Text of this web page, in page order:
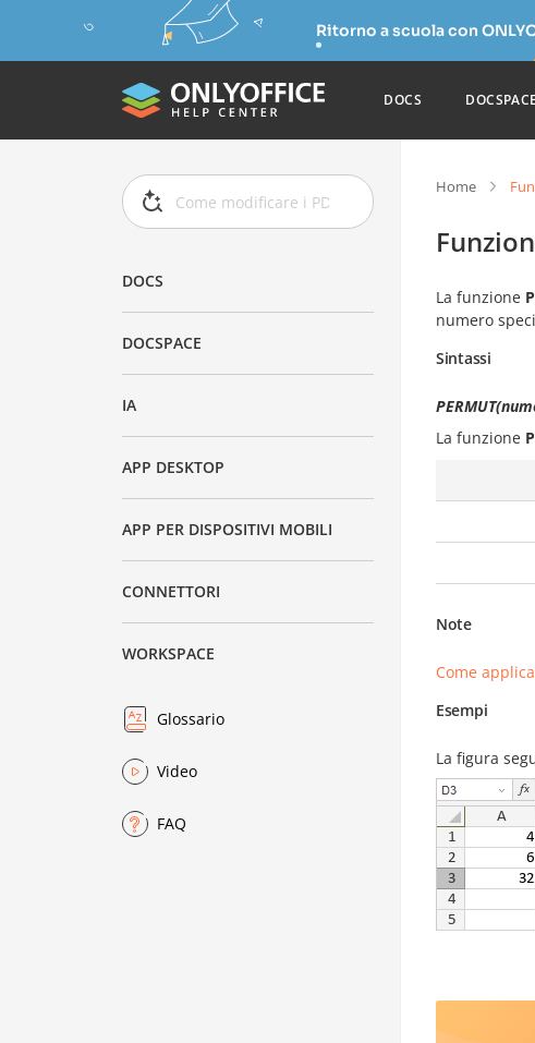
Ritorno a scuola con
DOCS DOCSPACE
DOCS
DOCSPACE
IA
APP DESKTOP
APP PER DISPOSITIVI MOBILI
CONNETTORI
WORKSPACE
Glossario
Video
FAQ
Home
La funzione
numero
Sintassi
La funzione
Note
Come
Esempi
La figura